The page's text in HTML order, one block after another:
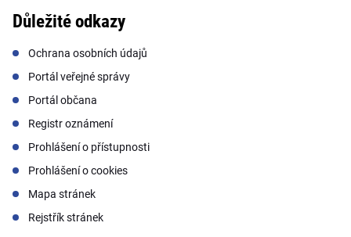
Důležité odkazy
Ochrana osobních údajů
Portál veřejné správy
Portál občana
Registr oznámení
Prohlášení o přístupnosti
Prohlášení o cookies
Mapa stránek
Rejstřík stránek